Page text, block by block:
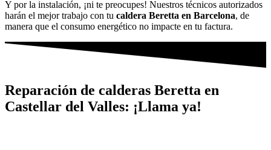
Y por la instalación, ¡ni te preocupes! Nuestros técnicos autorizados
harán el mejor trabajo con tu caldera Beretta en Barcelona, de
manera que el consumo energético no impacte en tu factura.
Reparación de calderas Beretta en
Castellar del Valles: ¡Llama ya!